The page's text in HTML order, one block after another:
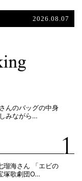
2026.08.07
んのバッグの中身
みながら…
瑠海さん 「エビの
塚歌劇団O…